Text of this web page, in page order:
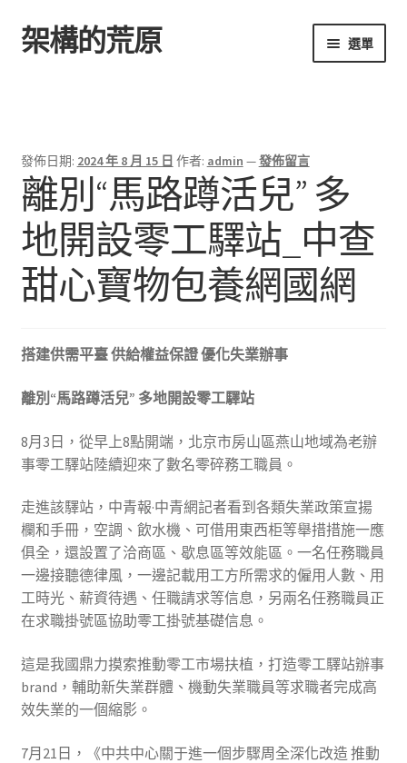
跳
至
跳
至
架構的荒原 選單
發佈日期: 2024 年 8 月 15 日 作者: admin —發佈留言
離別“馬路蹲活兒” 多
地開設零工驛站_中查
甜心寶物包養網國網
搭建供需平臺 供給權益保證 優化失業辦事
離別“馬路蹲活兒” 多地開設零工驛站
8月3日，從早上8點開端，北京市房山區燕山地域為老辦
事零工驛站陸續迎來了數名零碎務工職員。
走進該驛站，中青報·中青網記者看到各類失業政策宣揚
欄和手冊，空調、飲水機、可借用東西柜等舉措措施一應
俱全，還設置了洽商區、歇息區等效能區。一名任務職員
一邊接聽德律風，一邊記載用工方所需求的僱用人數、用
工時光、薪資待遇、任職請求等信息，另兩名任務職員正
在求職掛號區協助零工掛號基礎信息。
這是我國鼎力摸索推動零工市場扶植，打造零工驛站辦事
brand，輔助新失業群體、機動失業職員等求職者完成高
效失業的一個縮影。
7月21日，《中共中心關于進一個步驟周全深化改造 推動